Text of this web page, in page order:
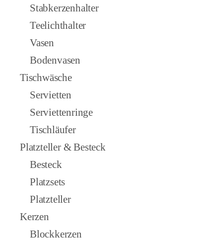
Stabkerzenhalter
Teelichthalter
Vasen
Bodenvasen
Tischwäsche
Servietten
Serviettenringe
Tischläufer
Platzteller & Besteck
Besteck
Platzsets
Platzteller
Kerzen
Blockkerzen